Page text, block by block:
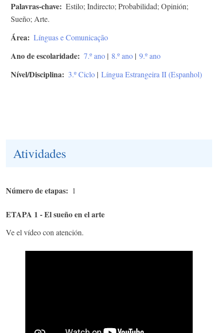
Palavras-chave
Estilo; Indirecto; Probabilidad; Opinión;
Sueño; Arte.
Área Línguas e Comunicação
Ano de escolaridade 7.º ano | 8.º ano | 9.º ano
Nível/Disciplina 3.º Ciclo | Língua Estrangeira II (Espanhol)
Atividades
Número de etapas 1
ETAPA 1 - El sueño en el arte
Ve el vídeo con atención.